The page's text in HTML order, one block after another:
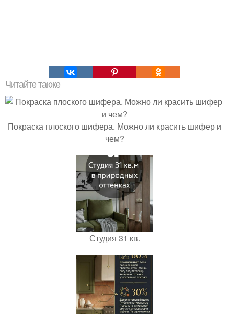
Читайте также
Покраска плоского шифера. Можно ли красить шифер и
чем?
Студия 31 кв.